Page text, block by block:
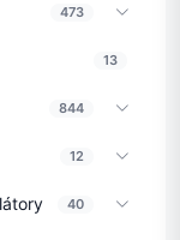
473
13
844
12
40